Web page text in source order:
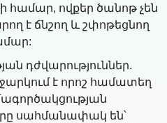
համար, ովքեր ծանոթ չեն
է ճնշող և շփոթեցնող
դժվարություններ.
է որոշ համատեղ
սահմանափակ են՝